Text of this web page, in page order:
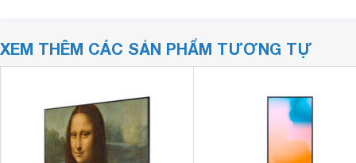
XEM THÊM CÁC SẢN PHẨM TƯƠNG TỰ